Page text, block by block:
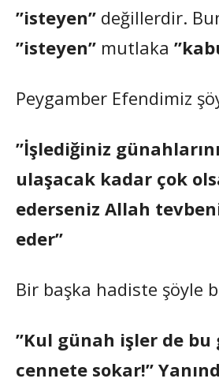
”isteyen” değillerdir.
”isteyen” mutlaka
Peygamber Efendimiz
”İşlediğiniz
ulaşacak kadar çok
ederseniz Allah
eder”
Bir başka hadiste şöyle
”Kul günah işler de bu
cennete sokar!”